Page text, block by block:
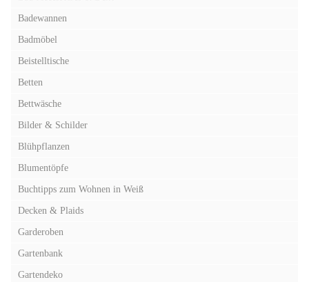
Badewannen
Badmöbel
Beistelltische
Betten
Bettwäsche
Bilder & Schilder
Blühpflanzen
Blumentöpfe
Buchtipps zum Wohnen in Weiß
Decken & Plaids
Garderoben
Gartenbank
Gartendeko